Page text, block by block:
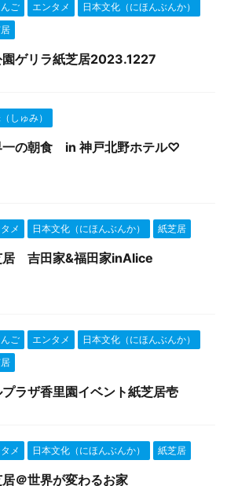
ご エンタメ
日本文化（にほんぶんか）
園ゲリラ紙芝居2023.1227
しゅみ）
一の朝食 in 神戸北野ホテル♡
メ 日本文化（にほんぶんか） 紙芝居
居 吉田家&福田家inAlice
ご エンタメ
日本文化（にほんぶんか）
プラザ香里園イベント紙芝居壱
メ 日本文化（にほんぶんか） 紙芝居
＠世界が変わるお家